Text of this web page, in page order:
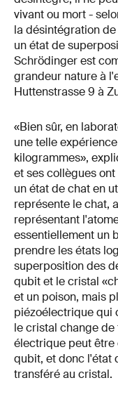
vivant ou mort -
la désintégration
un état de
Schrödinger est
grandeur nature à
Huttenstrasse 9 à
«Bien sûr, en
une telle
kilogrammes»,
et ses collègues
un état de chat en
représente le chat,
représentant
essentiellement un
prendre les états
superposition des
qubit et le cristal
et un poison, mais
piézoélectrique qui
le cristal change
électrique peut
qubit, et donc l'état
transféré au cristal.